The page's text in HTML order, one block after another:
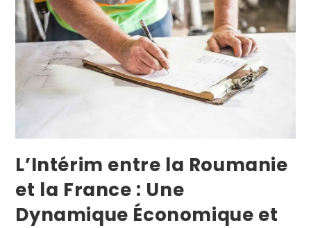
L’Intérim entre la Roumanie
et la France : Une
Dynamique Économique et